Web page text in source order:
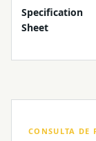
Specification
Sheet
CONSULTA DE